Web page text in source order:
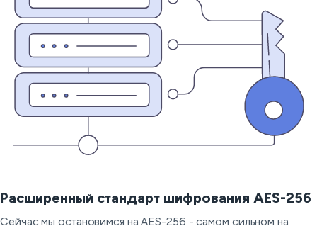
Расширенный стандарт шифрования AES-256
Сейчас мы остановимся на AES-256 - самом сильном на